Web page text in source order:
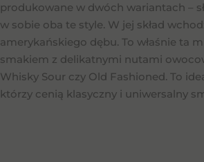
produkowane w dwóch wariantach –
w sobie oba te style. W jej skład
amerykańskiego dębu. To właśnie ta
smakiem z delikatnymi nutami
Whisky Sour czy Old Fashioned. To
którzy cenią klasyczny i uniwersalny